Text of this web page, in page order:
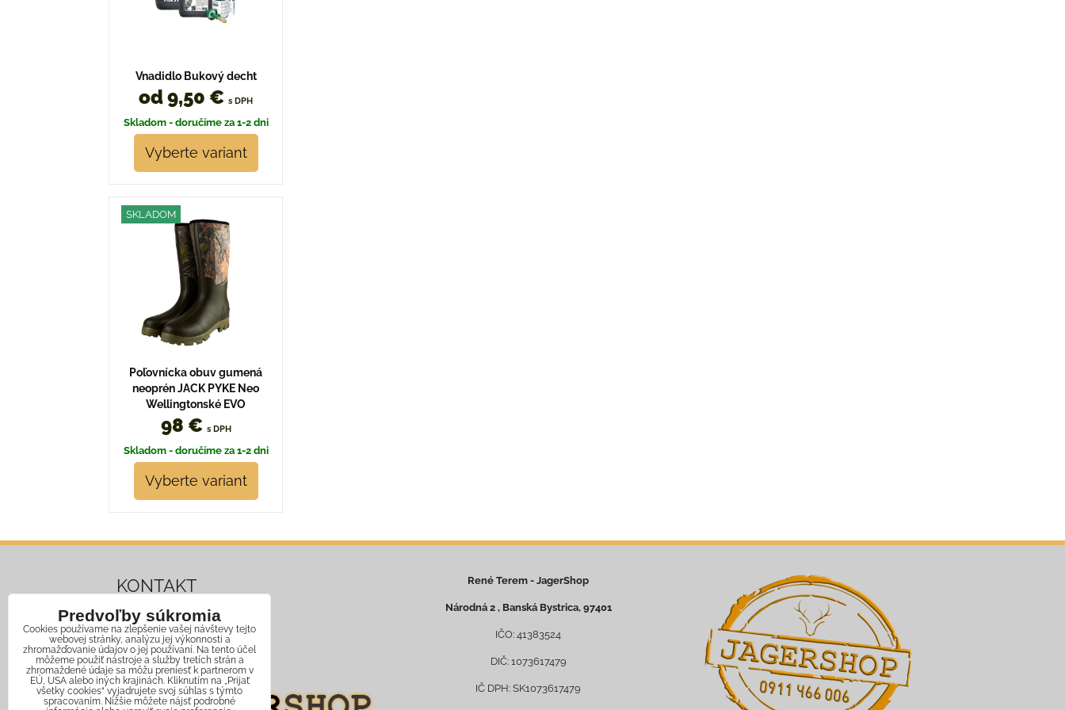
Vnadidlo Bukový decht
od 9,50 € s DPH
Skladom - doručíme za 1-2 dni
Vyberte variant
SKLADOM
Poľovnícka obuv gumená
neoprén JACK PYKE Neo
Wellingtonské EVO
98 € s DPH
Skladom - doručíme za 1-2 dni
Vyberte variant
KONTAKT
Mobil: +421 911 466 006
Email: info@jagershop.sk
René Terem - JagerShop
Národná 2 , Banská Bystrica, 97401
IČO: 41383524
DIČ: 1073617479
IČ DPH: SK1073617479
Predvoľby súkromia
Cookies používame na zlepšenie vašej návštevy tejto
webovej stránky, analýzu jej výkonnosti a
zhromažďovanie údajov o jej používaní. Na tento účel
môžeme použiť nástroje a služby tretích strán a
zhromaždené údaje sa môžu preniesť k partnerom v
EÚ, USA alebo iných krajinách. Kliknutím na „Prijať
všetky cookies“ vyjadrujete svoj súhlas s týmto
spracovaním. Nižšie môžete nájsť podrobné